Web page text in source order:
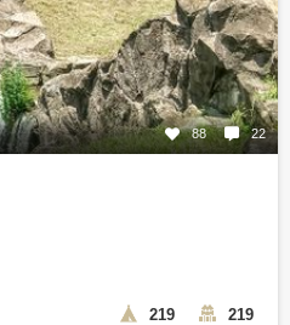
88 22
219 219